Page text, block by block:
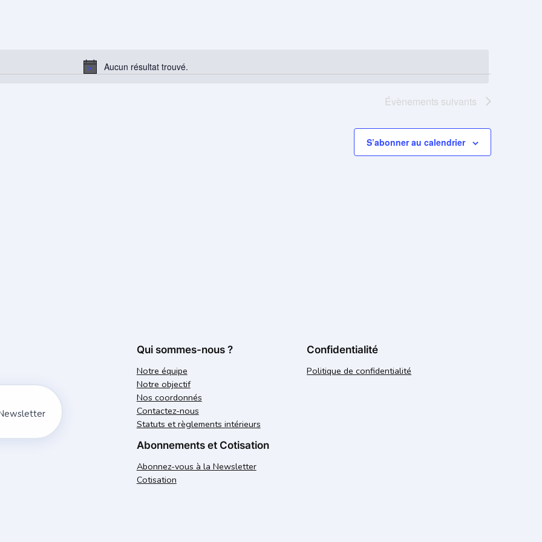
Notice
Aucun résultat trouvé.
Évènements suivants
S’abonner au calendrier
Qui sommes-nous ?
Notre équipe
Notre objectif
Nos coordonnés
Contactez-nous
Statuts et règlements intérieurs
Confidentialité
Politique de confidentialité
Abonnements et Cotisation
Abonnez-vous à la Newsletter
Cotisation